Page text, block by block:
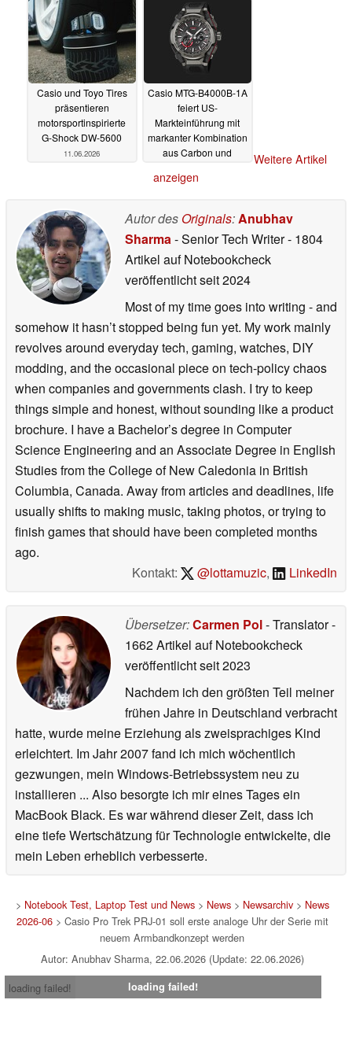
Casio und Toyo Tires
präsentieren
motorsportinspirierte
G-Shock DW-5600
11.06.2026
Casio MTG-B4000B-1A
feiert US-
Markteinführung mit
markanter Kombination
aus Carbon und
Weitere Artikel
anzeigen
Autor des Originals: Anubhav
Sharma - Senior Tech Writer- 1804
Artikel auf Notebookcheck
veröffentlichtseit 2024
Most of my time goes into writing - and
somehow it hasn’t stopped being fun yet. My work mainly
revolves around everyday tech, gaming, watches, DIY
modding, and the occasional piece on tech-policy chaos
when companies and governments clash. I try to keep
things simple and honest, without sounding like a product
brochure. I have a Bachelor’s degree in Computer
Science Engineering and an Associate Degree in English
Studies from the College of New Caledonia in British
Columbia, Canada. Away from articles and deadlines, life
usually shifts to making music, taking photos, or trying to
finish games that should have been completed months
ago.
Kontakt:
@lottamuzic, LinkedIn
Übersetzer:Carmen Pol- Translator-
1662 Artikel auf Notebookcheck
veröffentlichtseit 2023
Nachdem ich den größten Teil meiner
frühen Jahre in Deutschland verbracht
hatte, wurde meine Erziehung als zweisprachiges Kind
erleichtert. Im Jahr 2007 fand ich mich wöchentlich
gezwungen, mein Windows-Betriebssystem neu zu
installieren ... Also besorgte ich mir eines Tages ein
MacBook Black. Es war während dieser Zeit, dass ich
eine tiefe Wertschätzung für Technologie entwickelte, die
mein Leben erheblich verbesserte.
> Notebook Test, Laptop Test und News> News> Newsarchiv> News
2026-06> Casio Pro Trek PRJ-01 soll erste analoge Uhr der Serie mit
neuem Armbandkonzept werden
Autor: Anubhav Sharma, 22.06.2026 (Update: 22.06.2026)
loading failed!
loading failed!